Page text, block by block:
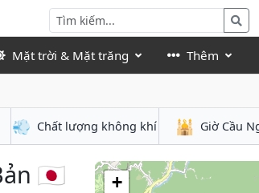
Mặt trời & Mặt trăng Thêm
💨 Chất lượng không khí 🕌 Giờ Cầu
🇯🇵
+